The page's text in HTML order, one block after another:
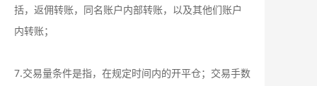
括，返佣转账，同名账户内部转账，以及其他们账户
内转账；
7.交易量条件是指，在规定时间内的开平仓；交易手数